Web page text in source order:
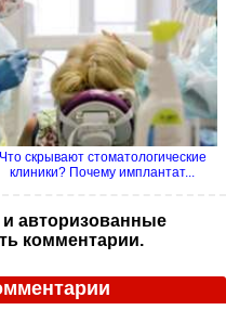
Что скрывают стоматологические
клиники? Почему имплантат...
авторизованные
комментарии.